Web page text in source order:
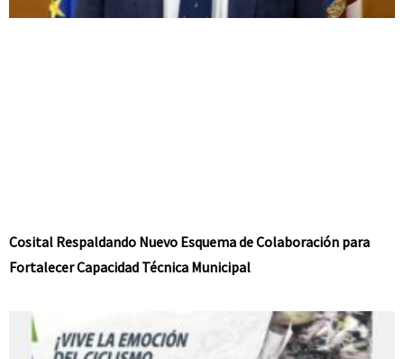
Cosital Respaldando Nuevo Esquema de Colaboración para
Fortalecer Capacidad Técnica Municipal